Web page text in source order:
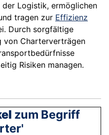
Logistik, ermöglichen
tragen zur Effizienz
Durch sorgfältige
von Charterverträgen
Risiken managen.
zum Begriff